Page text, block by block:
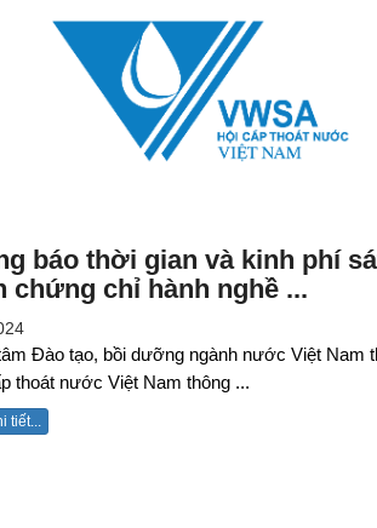
báo thời gian và kinh phí
chứng chỉ hành nghề ...
Đào tạo, bồi dưỡng ngành nước Việt Nam
thoát nước Việt Nam thông ...
tiết...